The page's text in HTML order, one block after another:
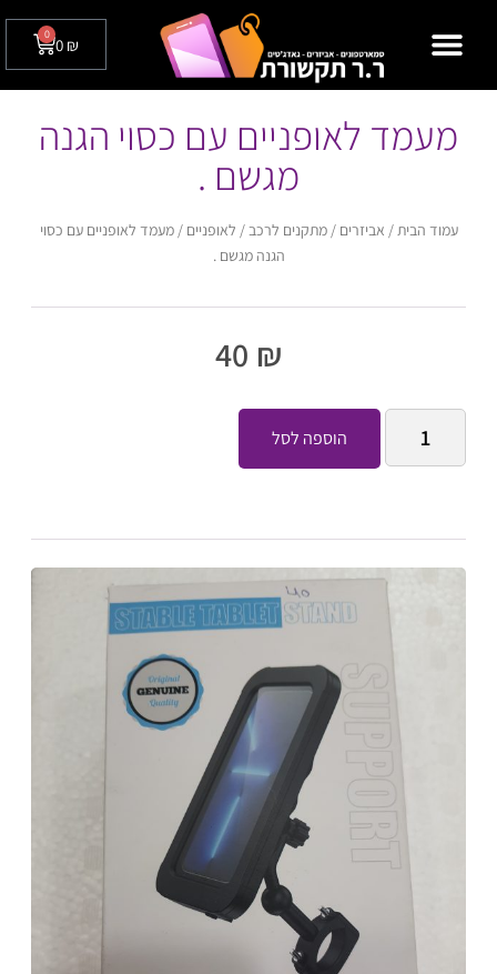
0 ₪
0
מעמד לאופניים עם כסוי הגנה
מגשם .
עמוד הבית / אביזרים /מתקנים לרכב / לאופניים / מעמד לאופניים עם כסוי
הגנה מגשם .
40 ₪
הוספה לסל